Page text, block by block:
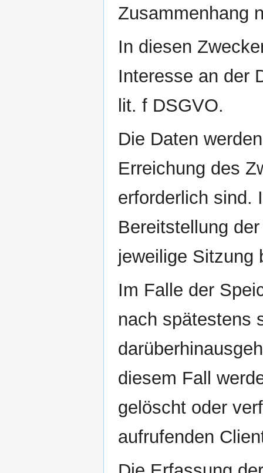
Zusammenhang
In diesen
Interesse an der
lit. f DSGVO.
Die Daten
Erreichung des
erforderlich sind.
Bereitstellung
jeweilige Sitzung
Im Falle der
nach spätestens
diesem Fall
gelöscht oder
aufrufenden